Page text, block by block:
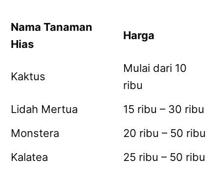
Nama Tanaman
Hias
Harga
Kaktus
Mulai dari 10
ribu
Lidah Mertua
15 ribu – 30 ribu
Monstera
20 ribu – 50 ribu
Kalatea
25 ribu – 50 ribu